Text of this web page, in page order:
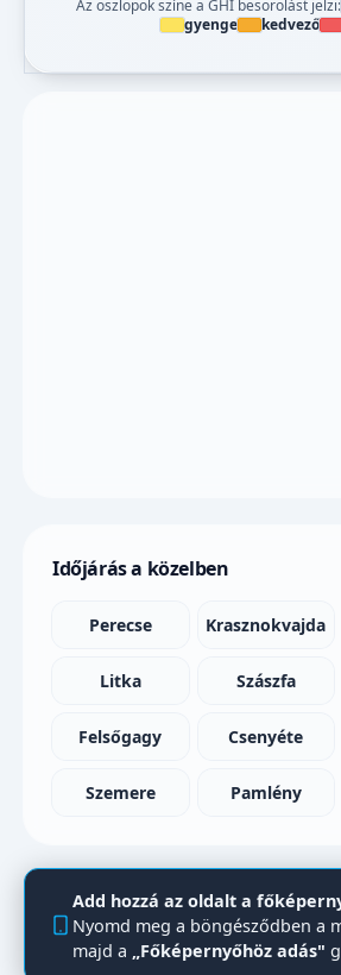
Az oszlopok színe a GHI besorolást jelzi:
gyenge
kedvező
Időjárás a közelben
Perecse Krasznokvajda
Litka Szászfa
Felsőgagy Csenyéte
Szemere Pamlény
Add hozzá az oldalt a
Nyomd meg a böngésződben a
majd a
„Főképernyőhöz adás"